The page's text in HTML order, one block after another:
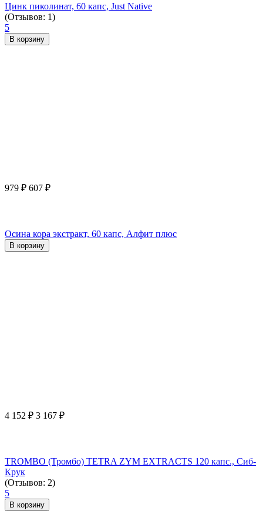
Цинк пиколинат, 60 капс, Just Native
(Отзывов: 1)
5
В корзину
979 ₽ 607 ₽
Осина кора экстракт, 60 капс, Алфит плюс
В корзину
4 152 ₽ 3 167 ₽
TROMBO (Тромбо) TETRA ZYM EXTRACTS 120 капс., Сиб-
Крук
(Отзывов: 2)
5
В корзину